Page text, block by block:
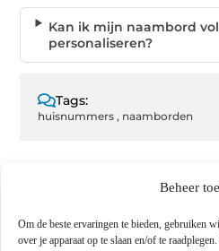
Beheer
Om de beste ervaringen te bieden, gebruiken
over je apparaat op te slaan en/of te
Kan ik mijn naambord
personaliseren?
Tags:
huisnummers , naamborden
Elise van Kessel